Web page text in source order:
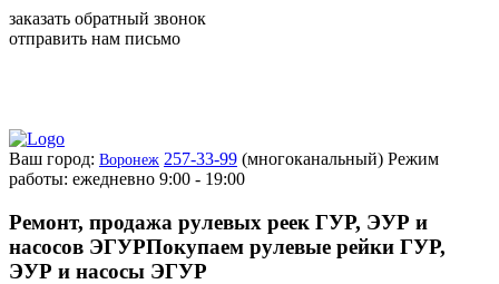
заказать обратный звонок
отправить нам письмо
Ваш город: Воронеж 257-33-99 (многоканальный) Режим
работы: ежедневно 9:00 - 19:00
Ремонт, продажа рулевых реек ГУР, ЭУР и
насосов ЭГУРПокупаем рулевые рейки ГУР,
ЭУР и насосы ЭГУР